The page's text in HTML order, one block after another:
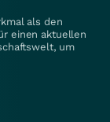
als den
einen aktuellen
um